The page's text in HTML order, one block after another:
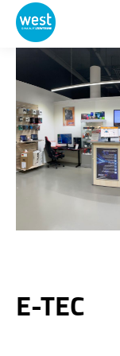
E-TEC